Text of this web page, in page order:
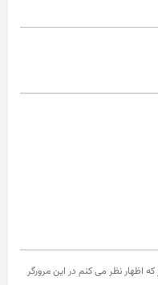
اظهار نظر می کنم در این مرورگر